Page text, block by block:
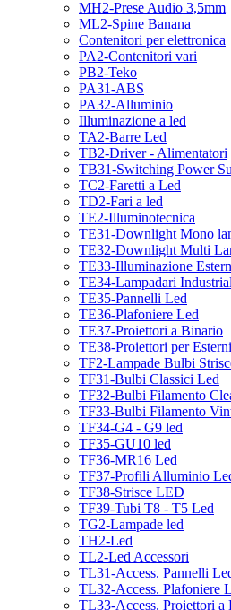
MH2-Prese Audio 3,5mm
ML2-Spine Banana
Contenitori per elettronica
PA2-Contenitori vari
PB2-Teko
PA31-ABS
PA32-Alluminio
Illuminazione a led
TA2-Barre Led
TB2-Driver - Alimentatori
TB31-Switching Power
TC2-Faretti a Led
TD2-Fari a led
TE2-Illuminotecnica
TE31-Downlight Mono
TE32-Downlight Multi
TE33-Illuminazione
TE34-Lampadari
TE35-Pannelli Led
TE36-Plafoniere Led
TE37-Proiettori a Binario
TE38-Proiettori per Esterni
TF2-Lampade Bulbi
TF31-Bulbi Classici Led
TF32-Bulbi Filamento
TF33-Bulbi Filamento
TF34-G4 - G9 led
TF35-GU10 led
TF36-MR16 Led
TF37-Profili Alluminio
TF38-Strisce LED
TF39-Tubi T8 - T5 Led
TG2-Lampade led
TH2-Led
TL2-Led Accessori
TL31-Access. Pannelli
TL32-Access. Plafoniere
TL33-Access. Proiettori a